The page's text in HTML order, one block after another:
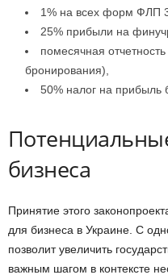
1% на всех форм ФЛП
25% прибыли на
помесячная
бронирования),
50% налог на прибыль
бизнеса
Принятие этого
для бизнеса в Украине. С
позволит увеличить
важным шагом в контексте